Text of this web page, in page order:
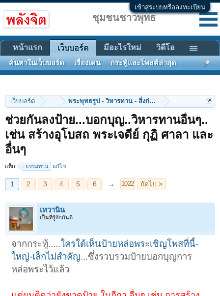
เข้าสู่ระบบหรือลงทะเบียน
เว็บบอร์ด ... พระพุทธรูป - วิหารทาน - สิ่งก่อสร้าง
ช่วยกันลงป้าย...บอกบุญ..วิหารทานอื่นๆ..
เช่น สร้างอุโบสถ พระเจดีย์ กุฏิ ศาลา และ
อื่นๆ
แท็ก: ธรรมทาน แก้ไข
1 2 3 4 5 6 → 1022 ถัดไป >
เทวานิน
เป็นที่รู้จักกันดี
จากกระทู้.....ใครใด้เห็นป้ายหล่อพระเชิญโพสที่นี้-
ใหญ่-เล็กไม่สำคัญ...ซึ่งรวบรวมป้ายบอกบุญการ
หล่อพระไว้แล้ว
ชุมชนชาวพุทธ
หน้าแรก เว็บบอร์ด
ค้นหาในเว็บบอร์ด เรื่องเด่น กระทู้และโพสต์ล่าสุด
มีอะไรใหม่ วิดีโอ